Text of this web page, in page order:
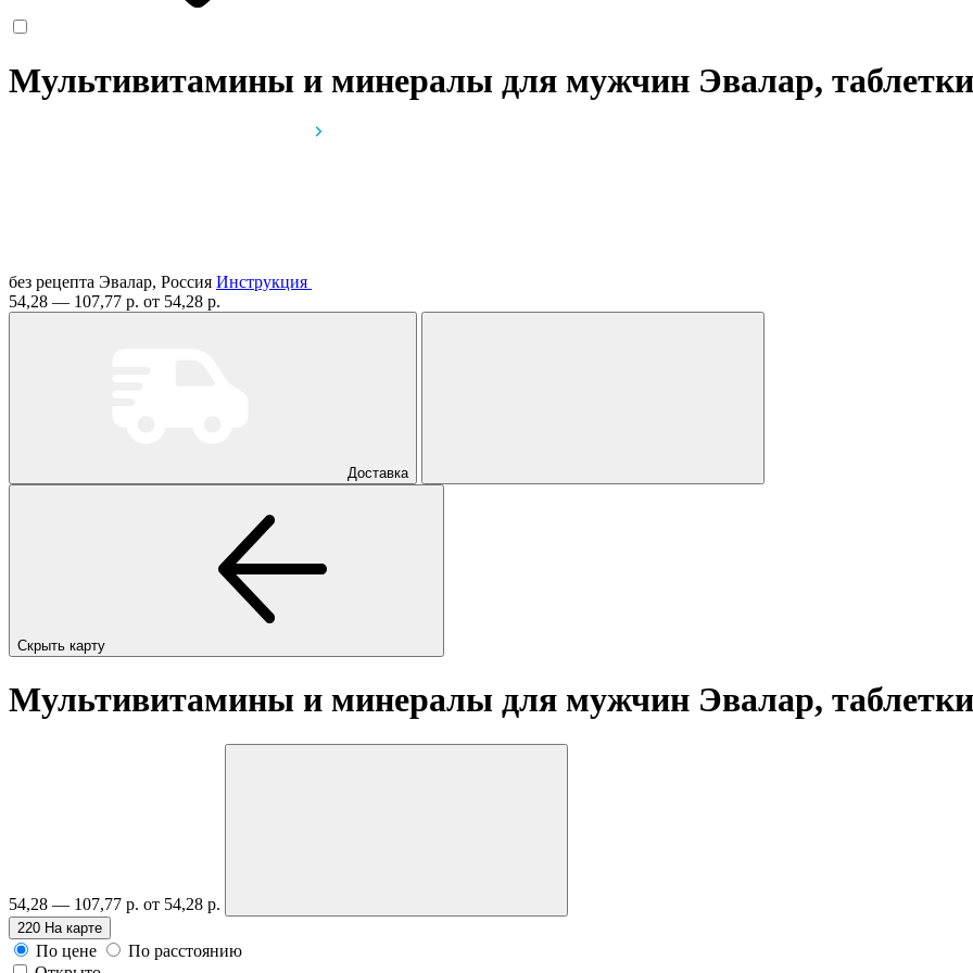
Мультивитамины и минералы для мужчин Эвалар, таблетки
без рецепта Эвалар, Россия Инструкция
54,28 — 107,77 р. от 54,28 р.
Доставка
Скрыть карту
Мультивитамины и минералы для мужчин Эвалар, таблетки
54,28 — 107,77 р. от 54,28 р.
220 На карте
По цене
По расстоянию